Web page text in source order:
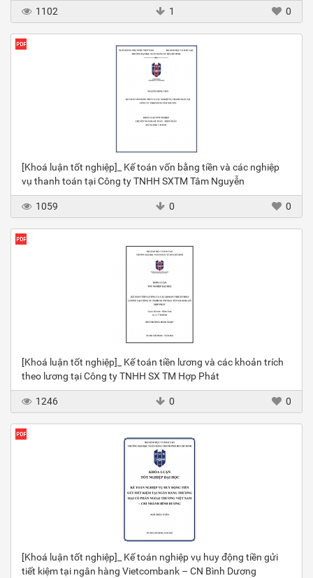
1102 1 0
[Khoá luận tốt nghiệp]_ Kế toán vốn bằng tiền và các nghiệp
vụ thanh toán tại Công ty TNHH SXTM Tâm Nguyễn
1059 0 0
[Khoá luận tốt nghiệp]_ Kế toán tiền lương và các khoản trích
theo lương tại Công ty TNHH SX TM Hợp Phát
1246 0 0
[Khoá luận tốt nghiệp]_ Kế toán nghiệp vụ huy động tiền gửi
tiết kiệm tại ngân hàng Vietcombank – CN Bình Dương